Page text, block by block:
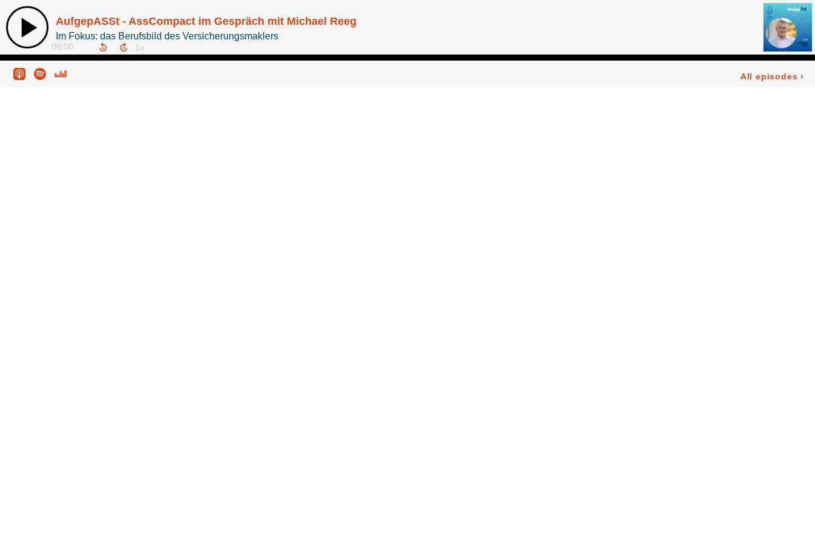
AufgepASSt - AssCompact im Gespräch mit Michael Reeg
Im Fokus: das Berufsbild des Versicherungsmaklers
00:00
All episodes ›